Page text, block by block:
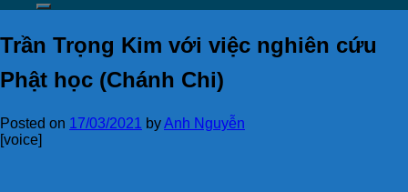
Trần Trọng Kim với việc nghiên cứu
Phật học (Chánh Chi)
Posted on 17/03/2021 byAnh Nguyễn
[voice]